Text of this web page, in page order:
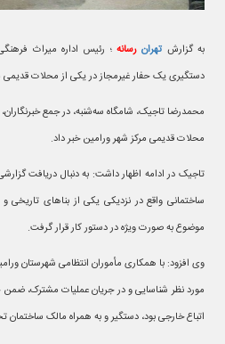
به گزارش تهرانرسانه ؛ رئیس اداره میراث
دستگیری یک حفار غیرمجاز در یکی از محلات قدیمی
محمدرضا تاجیک، شامگاه سه‌شنبه، در جمع
محلات قدیمی مرکز شهر ورامین خبر داد.
تاجیک در ادامه اظهار داشت: به دنبال دریافت
ساختمانی واقع در نزدیکی یکی از بناهای
موضوع به صورت ویژه در دستور کار قرار گرفت.
وی افزود: با همکاری مأموران انتظامی شهرستان
مورد نظر شناسایی و در جریان عملیات مشترک، ضمن
اتباع خارجی بود، دستگیر و به همراه مالک ساختمان